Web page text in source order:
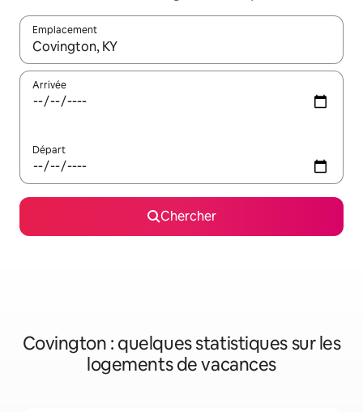
Emplacement
Quand les résultats sont affichés, parcourez-les en utilisant
Arrivée
Départ
Chercher
Covington : quelques statistiques sur les
logements de vacances